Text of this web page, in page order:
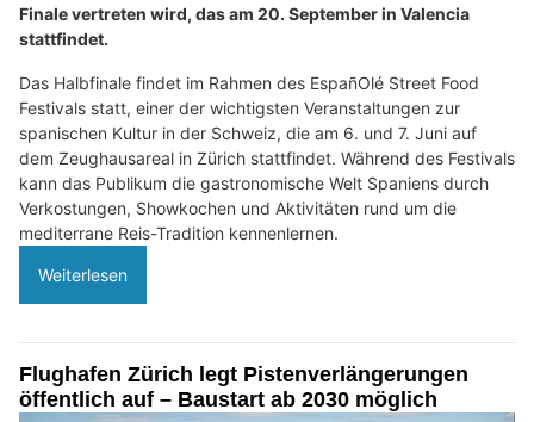
Finale vertreten wird, das am 20. September in Valencia
stattfindet.
Das Halbfinale findet im Rahmen des EspañOlé Street Food
Festivals statt, einer der wichtigsten Veranstaltungen zur
spanischen Kultur in der Schweiz, die am 6. und 7. Juni auf
dem Zeughausareal in Zürich stattfindet. Während des Festivals
kann das Publikum die gastronomische Welt Spaniens durch
Verkostungen, Showkochen und Aktivitäten rund um die
mediterrane Reis-Tradition kennenlernen.
Weiterlesen
Flughafen Zürich legt Pistenverlängerungen
öffentlich auf – Baustart ab 2030 möglich